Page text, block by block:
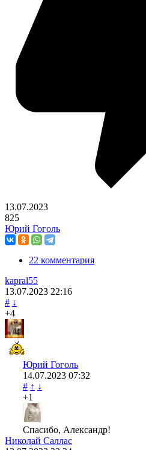
13.07.2023
825
Юрий Гоголь
22 комментария
kapral55
13.07.2023 22:16
# ↓
+4
Юрий Гоголь
14.07.2023 07:32
# ↑ ↓
+1
Спасибо, Александр!
Николай Саллас